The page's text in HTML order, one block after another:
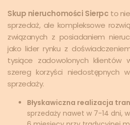
Skup nieruchomości Sierpc to
sprzedaż, ale kompleksowe
związanych z posiadaniem
jako lider rynku z
tysiące zadowolonych klientów
szereg korzyści niedostępnych
sprzedaży.
Błyskawiczna realizacja
sprzedaży nawet w 7-14 dni,